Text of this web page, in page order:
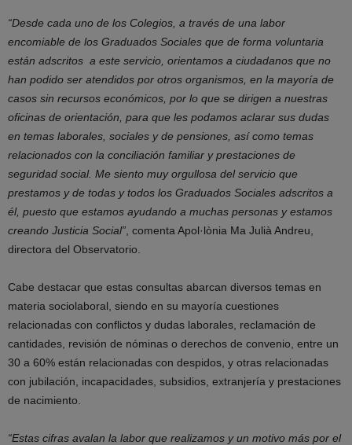
“Desde cada uno de los Colegios, a través de una labor
encomiable de los Graduados Sociales que de forma voluntaria
están adscritos a este servicio, orientamos a ciudadanos que no
han podido ser atendidos por otros organismos, en la mayoría de
casos sin recursos económicos, por lo que se dirigen a nuestras
oficinas de orientación, para que les podamos aclarar sus dudas
en temas laborales, sociales y de pensiones, así como temas
relacionados con la conciliación familiar y prestaciones de
seguridad social. Me siento muy orgullosa del servicio que
prestamos y de todas y todos los Graduados Sociales adscritos a
él, puesto que estamos ayudando a muchas personas y estamos
creando Justicia Social”, comenta Apol·lònia Ma Julià Andreu,
directora del Observatorio.
Cabe destacar que estas consultas abarcan diversos temas en
materia sociolaboral, siendo en su mayoría cuestiones
relacionadas con conflictos y dudas laborales, reclamación de
cantidades, revisión de nóminas o derechos de convenio, entre un
30 a 60% están relacionadas con despidos, y otras relacionadas
con jubilación, incapacidades, subsidios, extranjería y prestaciones
de nacimiento.
“Estas cifras avalan la labor que realizamos y un motivo más por el